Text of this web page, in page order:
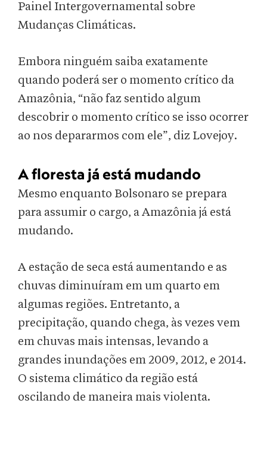
Painel Intergovernamental sobre
Mudanças Climáticas.
Embora ninguém saiba exatamente
quando poderá ser o momento crítico da
Amazônia, “não faz sentido algum
descobrir o momento crítico se isso ocorrer
ao nos depararmos com ele”, diz Lovejoy.
A floresta já está mudando
Mesmo enquanto Bolsonaro se prepara
para assumir o cargo, a Amazônia já está
mudando.
A estação de seca está aumentando e as
chuvas diminuíram em um quarto em
algumas regiões. Entretanto, a
precipitação, quando chega, às vezes vem
em chuvas mais intensas, levando a
grandes inundações em 2009, 2012, e 2014.
O sistema climático da região está
oscilando de maneira mais violenta.